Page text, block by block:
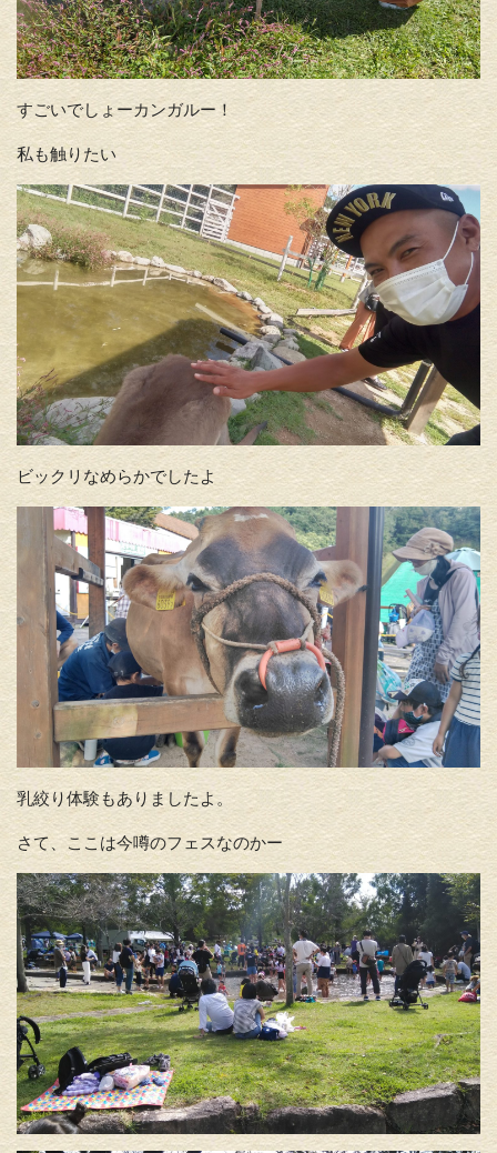
すごいでしょーカンガルー！
私も触りたい
ビックリなめらかでしたよ
乳絞り体験もありましたよ。
さて、ここは今噂のフェスなのかー